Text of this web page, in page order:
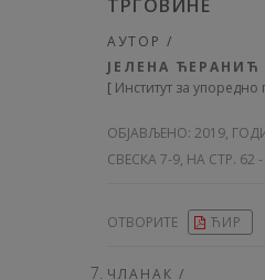
ТРГОВИНЕ
АУТОР /
ЈЕЛЕНА
[ Институт за
ОБЈАВЉЕНО: 2019,
СВЕСКА 7-9, НА СТР. 62
ОТВОРИТЕ ЋИР
ЧЛАНАК /